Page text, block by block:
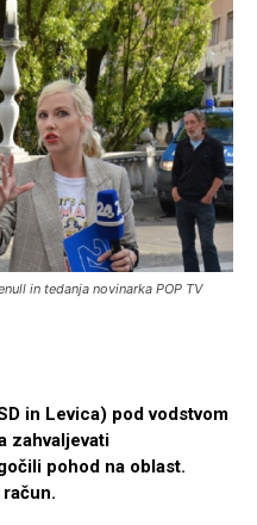
in tedanja novinarka POP TV
in Levica) pod vodstvom
zahvaljevati
pohod na oblast.